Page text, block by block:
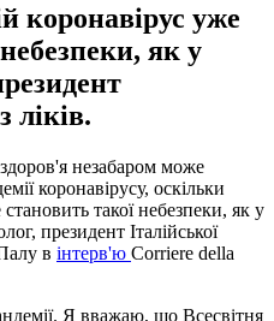
коронавірус уже
як у
ліків.
незабаром може
коронавірусу, оскільки
такої небезпеки, як у
президент Італійської
в інтерв'ю Corriere della
Я вважаю, що Всесвітня